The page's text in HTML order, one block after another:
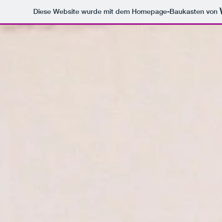
Diese Website wurde mit dem Homepage-Baukasten von